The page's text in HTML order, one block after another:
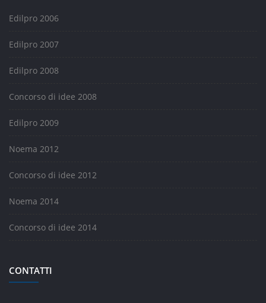
Edilpro 2006
Edilpro 2007
Edilpro 2008
Concorso di idee 2008
Edilpro 2009
Noema 2012
Concorso di idee 2012
Noema 2014
Concorso di idee 2014
CONTATTI